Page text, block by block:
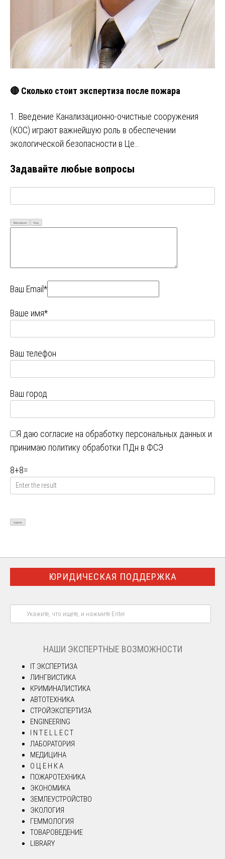
🔴 Сколько стоит экспертиза после пожара
1. Введение Канализационно-очистные сооружения
(КОС) играют важнейшую роль в обеспечении
экологической безопасности в Це…
Задавайте любые вопросы
Визуально Код
Ваш Email*
Ваше имя*
Ваш телефон
Ваш город
Я даю согласие на обработку персональных данных и
принимаю политику обработки ПДн в ФСЭ
8+8=
ЮРИДИЧЕСКАЯ ПОДДЕРЖКА
НАШИ ЭКСПЕРТНЫЕ ВОЗМОЖНОСТИ
IT ЭКСПЕРТИЗА
ЛИНГВИСТИКА
КРИМИНАЛИСТИКА
АВТОТЕХНИКА
СТРОЙЭКСПЕРТИЗА
ENGINEERING
I N T E L L E C T
ЛАБОРАТОРИЯ
МЕДИЦИНА
О Ц Е Н К А
ПОЖАРОТЕХНИКА
ЭКОНОМИКА
ЗЕМЛЕУСТРОЙСТВО
ЭКОЛОГИЯ
ГЕММОЛОГИЯ
ТОВАРОВЕДЕНИЕ
LIBRARY